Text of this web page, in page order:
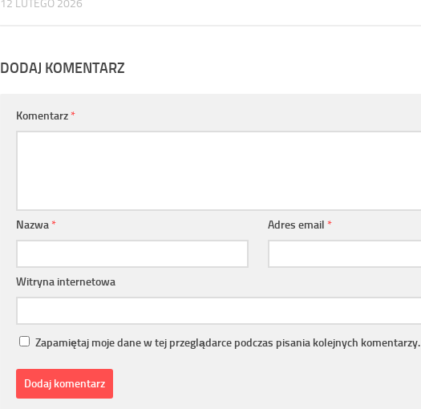
12 LUTEGO 2026
DODAJ KOMENTARZ
Komentarz *
Nazwa * Adres email *
Witryna internetowa
Zapamiętaj moje dane w tej przeglądarce podczas pisania kolejnych komentarzy.